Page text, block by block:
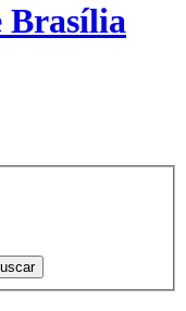
Brasília